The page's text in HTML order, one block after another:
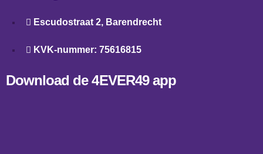
Escudostraat 2, Barendrecht
KVK-nummer: 75616815
Download de 4EVER49 app